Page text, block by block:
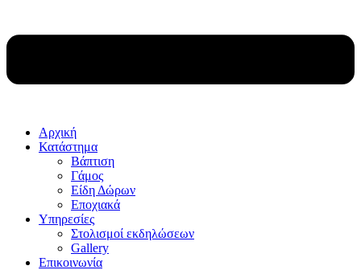
Αρχική
Κατάστημα
Βάπτιση
Γάμος
Είδη Δώρων
Εποχιακά
Υπηρεσίες
Στολισμοί εκδηλώσεων
Gallery
Επικοινωνία